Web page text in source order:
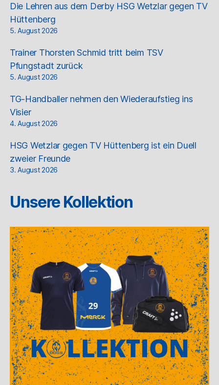
Die Lehren aus dem Derby HSG Wetzlar gegen TV
Hüttenberg
5. August 2026
Trainer Thorsten Schmid tritt beim TSV
Pfungstadt zurück
5. August 2026
TG-Handballer nehmen den Wiederaufstieg ins
Visier
4. August 2026
HSG Wetzlar gegen TV Hüttenberg ist ein Duell
zweier Freunde
3. August 2026
Unsere Kollektion